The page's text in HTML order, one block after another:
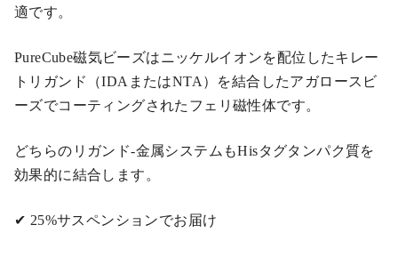
適です。
PureCube磁気ビーズはニッケルイオンを配位したキレー
トリガンド（IDAまたはNTA）を結合したアガロースビ
ーズでコーティングされたフェリ磁性体です。
どちらのリガンド-金属システムもHisタグタンパク質を
効果的に結合します。
✔ 25%サスペンションでお届け